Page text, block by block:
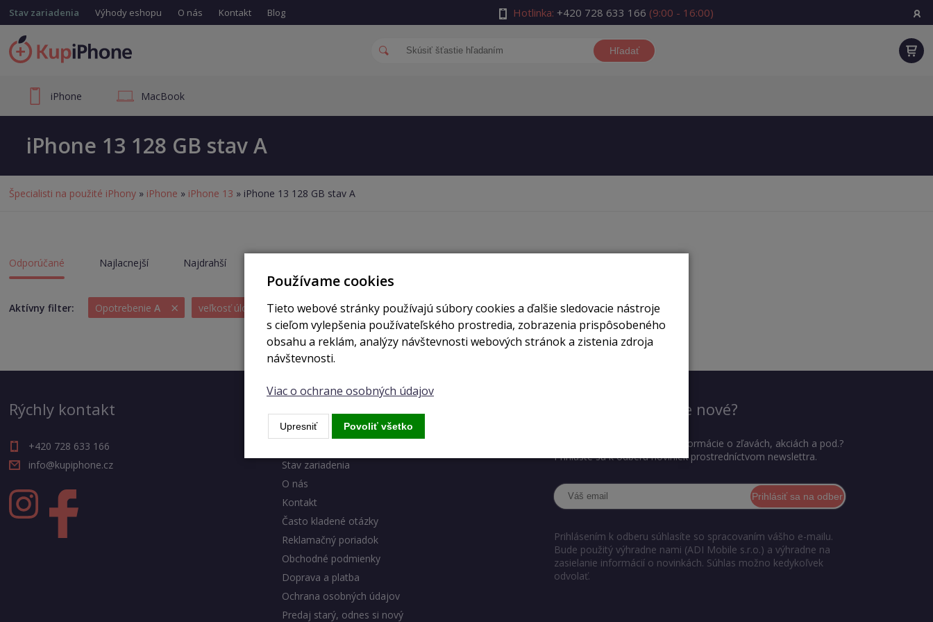
Stav zariadenia Výhody eshopu O nás Kontakt Blog Hotlinka: +420 728 633 166 (9:00 - 16:00)
Hľadať
iPhone MacBook
iPhone 13 128 GB stav A
Špecialisti na použité iPhony » iPhone » iPhone 13 » iPhone 13 128 GB stav A
Odporúčané Najlacnejší Najdrahší
Aktívny filter: OpotrebenieA × veľkosť úložisko128 GB ×
Rýchly kontakt
+420 728 633 166
info@kupiphone.cz
Výhody eshopu
Stav zariadenia
O nás
Kontakt
Často kladené otázky
Reklamačný poriadok
Obchodné podmienky
Doprava a platba
Ochrana osobných údajov
Predaj starý, odnes si nový
Chcete vedieť, čo je nové?
Chcete dostávať najnovšie informácie o zľavách, akciách a pod.?
Prihláste sa k odberu noviniek prostredníctvom newslettra.
Prihlásiť sa na odber
Prihlásením k odberu súhlasíte so spracovaním vášho e-mailu.
Bude použitý výhradne nami (ADI Mobile s.r.o.) a výhradne na
zasielanie informácií o novinkách. Súhlas možno kedykoľvek
odvolať.
Používame cookies
Tieto webové stránky používajú súbory cookies a ďalšie sledovacie nástroje
s cieľom vylepšenia používateľského prostredia, zobrazenia prispôsobeného
obsahu a reklám, analýzy návštevnosti webových stránok a zistenia zdroja
návštevnosti.
Viac o ochrane osobných údajov
Upresniť Povoliť všetko